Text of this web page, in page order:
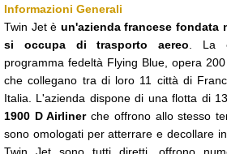
Informazioni Generali
Twin Jet è un'azienda francese fondata
si occupa di trasporto aereo . La
programma fedeltà Flying Blue, opera
che collegano tra di loro 11 città di
Italia. L'azienda dispone di una flotta di
1900 D Airlinerche offrono allo stesso
sono omologati per atterrare e decollare
Twin Jet sono tutti diretti, offrono